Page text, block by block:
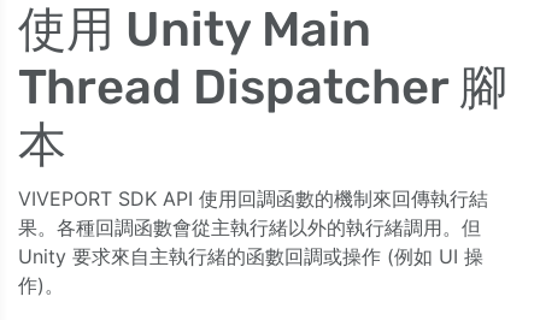
使用 Unity Main
Thread Dispatcher 腳
本
VIVEPORT SDK API 使用回調函數的機制來回傳執行結
果。各種回調函數會從主執行緒以外的執行緒調用。但
Unity 要求來自主執行緒的函數回調或操作 (例如 UI 操
作)。